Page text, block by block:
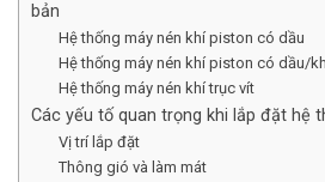
bản
Hệ thống máy nén khí piston có dầu
Hệ thống máy nén khí piston có dầu/
Hệ thống máy nén khí trục vít
Các yếu tố quan trọng khi lắp đặt hệ
Vị trí lắp đặt
Thông gió và làm mát